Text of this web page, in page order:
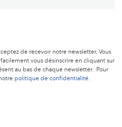
de recevoir notre newsletter. Vous
vous désinscrire en cliquant sur
au bas de chaque newsletter. Pour
politique de confidentialité.